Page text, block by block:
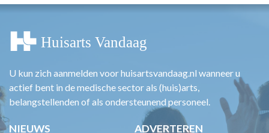
U kun zich aanmelden voor huisartsvandaag.nl wanneer u
actief bent in de medische sector als (huis)arts,
belangstellenden of als ondersteunend personeel.
NIEUWS ADVERTEREN